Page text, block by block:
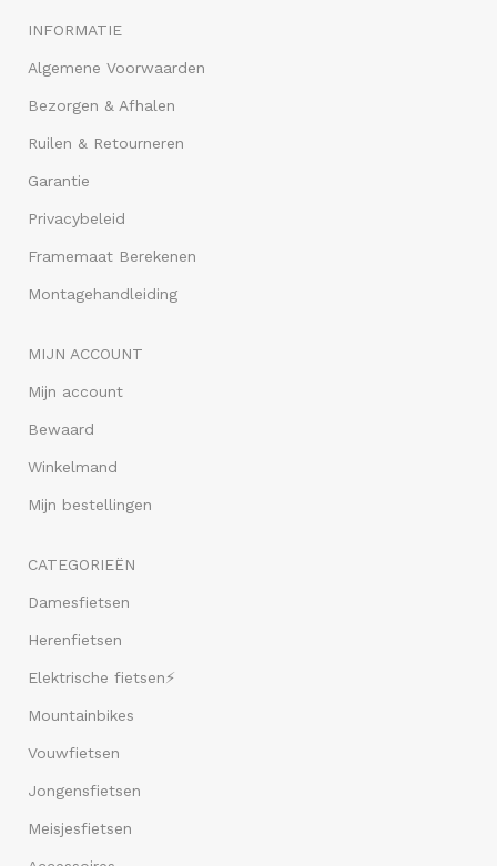
INFORMATIE
Algemene Voorwaarden
Bezorgen & Afhalen
Ruilen & Retourneren
Garantie
Privacybeleid
Framemaat Berekenen
Montagehandleiding
MIJN ACCOUNT
Mijn account
Bewaard
Winkelmand
Mijn bestellingen
CATEGORIEËN
Damesfietsen
Herenfietsen
Elektrische fietsen⚡
Mountainbikes
Vouwfietsen
Jongensfietsen
Meisjesfietsen